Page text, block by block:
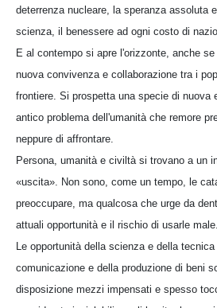
deterrenza nucleare, la speranza assoluta
scienza, il benessere ad ogni costo di
E al contempo si apre l'orizzonte, anche
nuova convivenza e collaborazione tra i
frontiere. Si prospetta una specie di nuova
antico problema dell'umanità che remore
neppure di affrontare.
Persona, umanità e civiltà si trovano a un
«uscita». Non sono, come un tempo, le
preoccupare, ma qualcosa che urge da
attuali opportunità e il rischio di usarle male.
Le opportunità della scienza e della
comunicazione e della produzione di beni
disposizione mezzi impensati e spesso